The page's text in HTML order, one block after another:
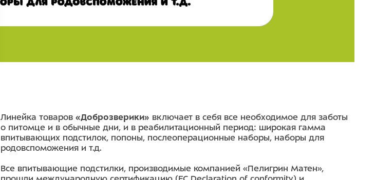
Линейка товаров «Доброзверики» включает в себя все необходимое для заботы
о питомце и в обычные дни, и в реабилитационный период: широкая гамма
впитывающих подстилок, попоны, послеоперационные наборы, наборы для
родовспоможения и т.д.
Все впитывающие подстилки, производимые компанией «Пелигрин Матен»,